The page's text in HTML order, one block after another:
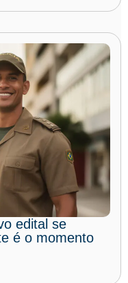
edital se
é o momento